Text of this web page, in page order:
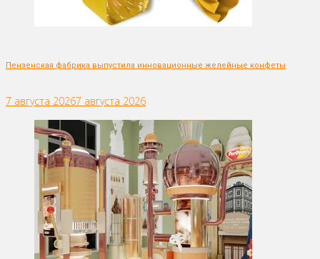
Пензенская фабрика выпустила инновационные желейные конфеты
7 августа 20267 августа 2026